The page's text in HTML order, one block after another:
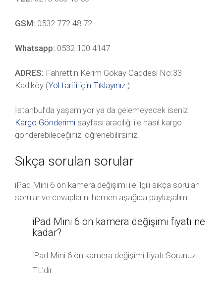
GSM: 0532 772 48 72
Whatsapp: 0532 100 4147
ADRES: Fahrettin Kerim Gökay Caddesi No:33
Kadıköy (Yol tarifi için Tıklayınız.)
İstanbul’da yaşamıyor ya da gelemeyecek iseniz
Kargo Gönderimi sayfası aracılığı ile nasıl kargo
gönderebileceğinizi öğrenebilirsiniz.
Sıkça sorulan sorular
iPad Mini 6 ön kamera değişimi ile ilgili sıkça sorulan
sorular ve cevaplarını hemen aşağıda paylaşalım.
iPad Mini 6 ön kamera değişimi fiyatı ne
kadar?
iPad Mini 6 ön kamera değişimi fiyatı Sorunuz
TL’dir.